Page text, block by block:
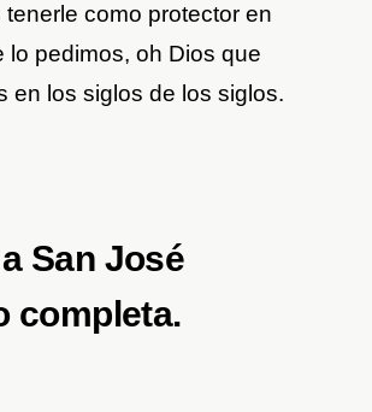
como protector en
lo pedimos, oh Dios que
en los siglos de los siglos.
San José
completa.